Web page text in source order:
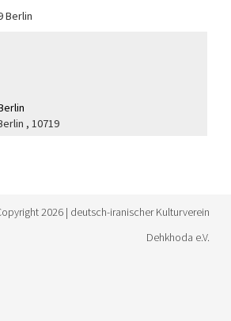
Berlin
, 10719
2026 | deutsch-iranischer Kulturverein
Dehkhoda e.V.